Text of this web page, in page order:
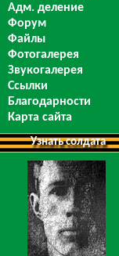
Адм. деление
Форум
Файлы
Фотогалерея
Звукогалерея
Ссылки
Благодарности
Карта сайта
Узнать солдата